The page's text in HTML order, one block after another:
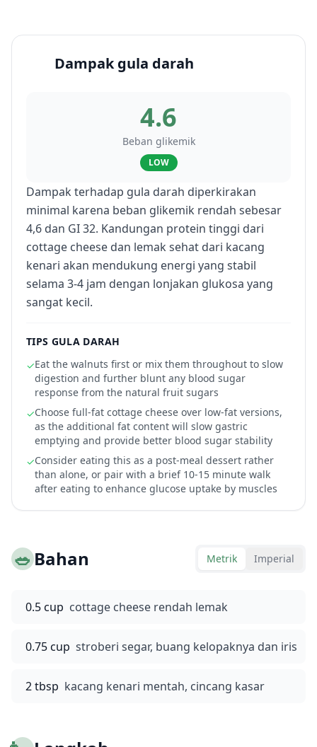
Dampak gula darah
4.6
Beban glikemik
LOW
Dampak terhadap gula darah diperkirakan
minimal karena beban glikemik rendah sebesar
4,6 dan GI 32. Kandungan protein tinggi dari
cottage cheese dan lemak sehat dari kacang
kenari akan mendukung energi yang stabil
selama 3-4 jam dengan lonjakan glukosa yang
sangat kecil.
TIPS GULA DARAH
✓Eat the walnuts first or mix them throughout to slow
digestion and further blunt any blood sugar
response from the natural fruit sugars
✓Choose full-fat cottage cheese over low-fat versions,
as the additional fat content will slow gastric
emptying and provide better blood sugar stability
✓Consider eating this as a post-meal dessert rather
than alone, or pair with a brief 10-15 minute walk
after eating to enhance glucose uptake by muscles
🥗Bahan Metrik Imperial
0.5 cup cottage cheese rendah lemak
0.75 cup stroberi segar, buang kelopaknya dan iris
2 tbsp kacang kenari mentah, cincang kasar